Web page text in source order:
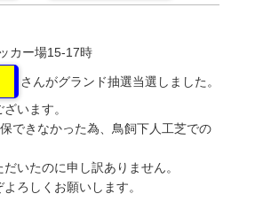
カー場15-17時
さんがグランド抽選当選しました。
います。
できなかった為、鳥飼下人工芝での
いたのに申し訳ありません。
ろしくお願いします。